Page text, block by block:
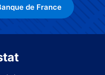
de France